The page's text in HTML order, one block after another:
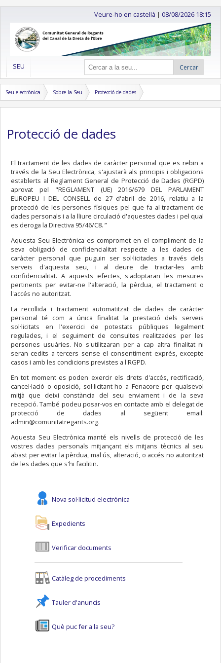
Veure-ho en castellà |08/08/2026 18:15
SEU Cercar
Seu electrònica Sobre la Seu Protecció de dades
Protecció de dades
El tractament de les dades de caràcter personal que es rebin a
través de la Seu Electrònica, s'ajustarà als principis i obligacions
establerts al Reglament General de Protecció de Dades (RGPD)
aprovat pel "REGLAMENT (UE) 2016/679 DEL PARLAMENT
EUROPEU I DEL CONSELL de 27 d'abril de 2016, relatiu a la
protecció de les persones físiques pel que fa al tractament de
dades personals i a la lliure circulació d'aquestes dades i pel qual
es deroga la Directiva 95/46/C8. ”
Aquesta Seu Electrònica es compromet en el compliment de la
seva obligació de confidencialitat respecte a les dades de
caràcter personal que puguin ser sol·licitades a través dels
serveis d'aquesta seu, i al deure de tractar-les amb
confidencialitat. A aquests efectes, s'adoptaran les mesures
pertinents per evitar-ne l'alteració, la pèrdua, el tractament o
l'accés no autoritzat.
La recollida i tractament automatitzat de dades de caràcter
personal té com a única finalitat la prestació dels serveis
sol·licitats en l'exercici de potestats públiques legalment
regulades, i el seguiment de consultes realitzades per les
persones usuàries. No s'utilitzaran per a cap altra finalitat ni
seran cedits a tercers sense el consentiment exprés, excepte
casos i amb les condicions previstes a l'RGPD.
En tot moment es poden exercir els drets d'accés, rectificació,
cancel·lació o oposició, sol·licitant-ho a Fenacore per qualsevol
mitjà que deixi constància del seu enviament i de la seva
recepció. També podeu posar-vos en contacte amb el delegat de
protecció de dades al següent email:
admin@comunitatregants.org.
Aquesta Seu Electrònica manté els nivells de protecció de les
vostres dades personals mitjançant els mitjans tècnics al seu
abast per evitar la pèrdua, mal ús, alteració, o accés no autoritzat
de les dades que s'hi facilitin.
Nova sol·licitud electrònica
Expedients
Verificar documents
Catàleg de procediments
Tauler d'anuncis
Què puc fer a la seu?